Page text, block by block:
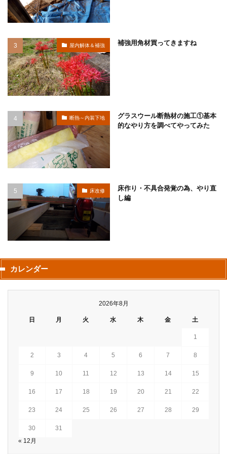
屋内解体＆補強 補強用角材買ってきますね
断熱～内装下地
グラスウール断熱材の施工①基本
的なやり方を調べてやってみた
床改修
床作り・不具合発覚の為、やり直
し編
カレンダー
2026年8月
日 月 火 水 木 金 土
1
2 3 4 5 6 7 8
9 10 11 12 13 14 15
16 17 18 19 20 21 22
23 24 25 26 27 28 29
30
31
« 12月